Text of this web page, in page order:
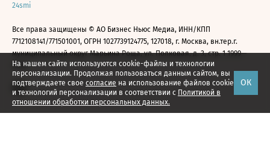
На нашем сайте используются cookie-файлы и технологии
персонализации. Продолжая пользоваться данным сайтом, вы
подтверждаете свое согласие на использование файлов cookie
и технологий персонализации в соответствии с Политикой в
отношении обработки персональных данных.
ОК
24smi
Все права защищены © АО Бизнес Ньюс Медиа, ИНН/КПП
7712108141/771501001, ОГРН 1027739124775, 127018, г. Москва, вн.тер.г.
муниципальный округ Марьина Роща, ул. Полковая, д. 3, стр. 1 1999—
2026